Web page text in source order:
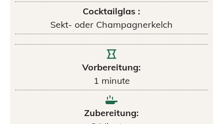
Cocktailglas :
Sekt- oder Champagnerkelch
Vorbereitung:
1 minute
Zubereitung: